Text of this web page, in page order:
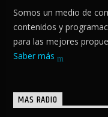
Somos un medio de
contenidos y
para las mejores
Saber más
MAS RADIO